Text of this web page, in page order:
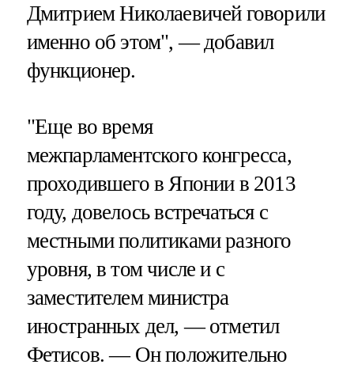
Дмитрием Николаевичей говорили
именно об этом", — добавил
функционер.
"Еще во время
межпарламентского конгресса,
проходившего в Японии в 2013
году, довелось встречаться с
местными политиками разного
уровня, в том числе и с
заместителем министра
иностранных дел, — отметил
Фетисов. — Он положительно